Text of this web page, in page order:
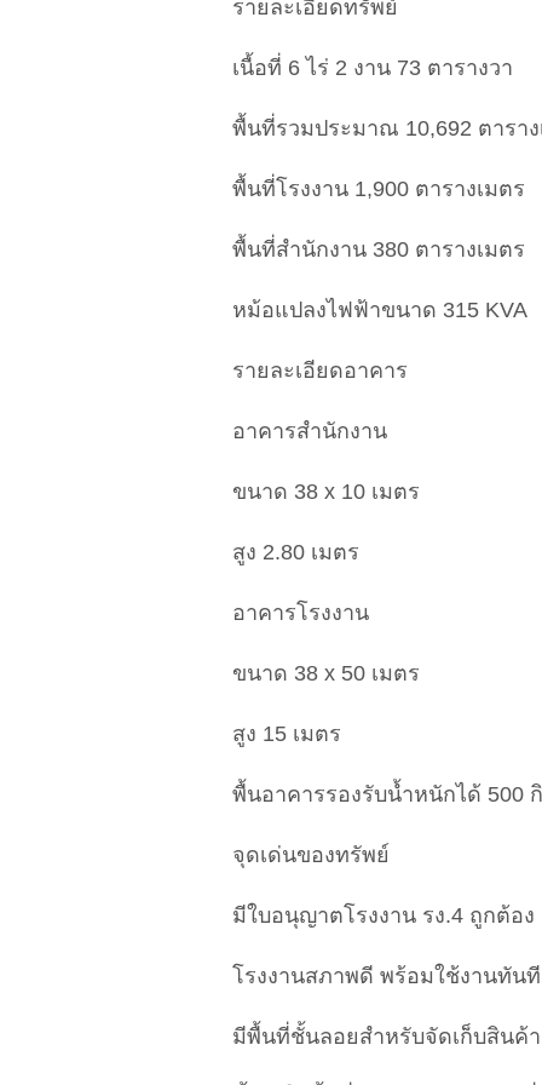
รายละเอียดทรัพย์
เนื้อที่ 6 ไร่ 2 งาน 73 ตารางวา
พื้นที่รวมประมาณ 10,692 ตาราง
พื้นที่โรงงาน 1,900 ตารางเมตร
พื้นที่สำนักงาน 380 ตารางเมตร
หม้อแปลงไฟฟ้าขนาด 315 KVA
รายละเอียดอาคาร
อาคารสำนักงาน
ขนาด 38 x 10 เมตร
สูง 2.80 เมตร
อาคารโรงงาน
ขนาด 38 x 50 เมตร
สูง 15 เมตร
พื้นอาคารรองรับน้ำหนักได้ 500
จุดเด่นของทรัพย์
มีใบอนุญาตโรงงาน รง.4 ถูกต้อง
โรงงานสภาพดี พร้อมใช้งานทันที
มีพื้นที่ชั้นลอยสำหรับจัดเก็บสินค้า